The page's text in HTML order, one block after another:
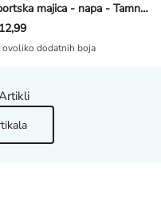
Sportska majica - napa - Tamnoplava
ovoliko dodatnih boja